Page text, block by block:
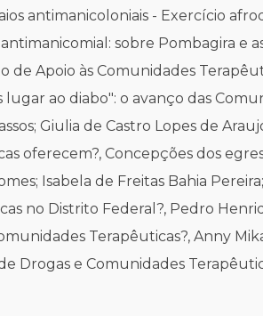
antimanicoloniais - Exercício
sobre Pombagira e
de Apoio às Comunidades
ao diabo": o avanço das
Giulia de Castro Lopes de
oferecem?, Concepções dos
Isabela de Freitas Bahia
no Distrito Federal?, Pedro
Terapêuticas?, Anny
Drogas e Comunidades